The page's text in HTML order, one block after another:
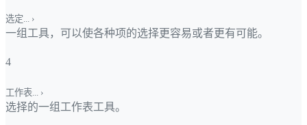
选定... ›
一组工具，可以使各种项的选择更容易或者更有可能。
4
工作表... ›
选择的一组工作表工具。